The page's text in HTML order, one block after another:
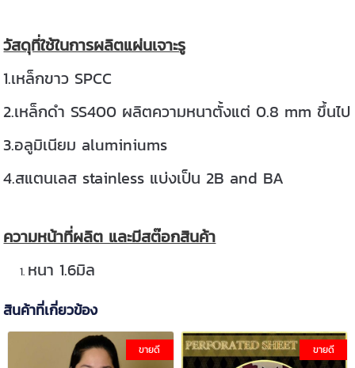
วัสดุที่ใช้ในการผลิตแผ่นเจาะรู
1.เหล็กขาว SPCC
2.เหล็กดำ SS400 ผลิตความหนาตั้งแต่ 0.8 mm ขึ้นไป
3.อลูมิเนียม aluminiums
4.สแตนเลส stainless แบ่งเป็น 2B and BA
ความหน้าที่ผลิต และมีสต๊อกสินค้า
หนา 1.6มิล
สินค้าที่เกี่ยวข้อง
ขายดี ขายดี